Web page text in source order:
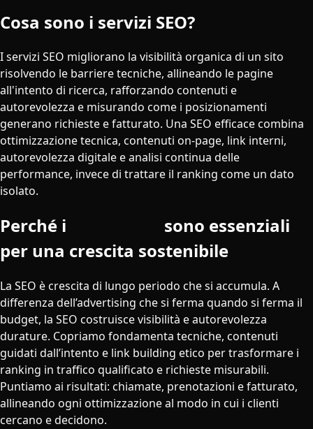
Cosa sono i servizi SEO?
I servizi SEO migliorano la visibilità organica di un sito
risolvendo le barriere tecniche, allineando le pagine
all'intento di ricerca, rafforzando contenuti e
autorevolezza e misurando come i posizionamenti
generano richieste e fatturato. Una SEO efficace combina
ottimizzazione tecnica, contenuti on-page, link interni,
autorevolezza digitale e analisi continua delle
performance, invece di trattare il ranking come un dato
isolato.
Perché i
sono essenziali
per una crescita sostenibile
La SEO è crescita di lungo periodo che si accumula. A
differenza dell’advertising che si ferma quando si ferma il
budget, la SEO costruisce visibilità e autorevolezza
durature. Copriamo fondamenta tecniche, contenuti
guidati dall’intento e link building etico per trasformare i
ranking in traffico qualificato e richieste misurabili.
Puntiamo ai risultati: chiamate, prenotazioni e fatturato,
allineando ogni ottimizzazione al modo in cui i clienti
cercano e decidono.